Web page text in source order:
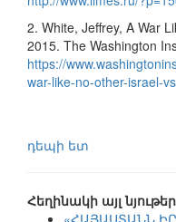
2. White, Jeffrey, A War
2015. The Washington
https://
war-like-no-other-israel-
դեպի ետ
Հեղինակի այլ նյութեր